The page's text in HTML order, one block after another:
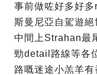
事前做咗好多好
斯曼尼亞自駕遊
中間上Strahan最
勁detail路線等各
路嘅迷途小羔羊